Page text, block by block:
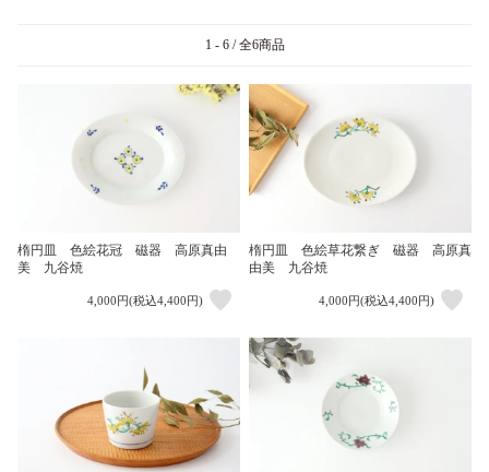
1 - 6 / 全6商品
楕円皿 色絵花冠 磁器 高原真由
美 九谷焼
4,000円(税込4,400円)
楕円皿 色絵草花繋ぎ 磁器 高原真
由美 九谷焼
4,000円(税込4,400円)